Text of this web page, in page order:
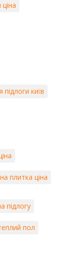
підлоги київ
плитка ціна
підлогу
пол